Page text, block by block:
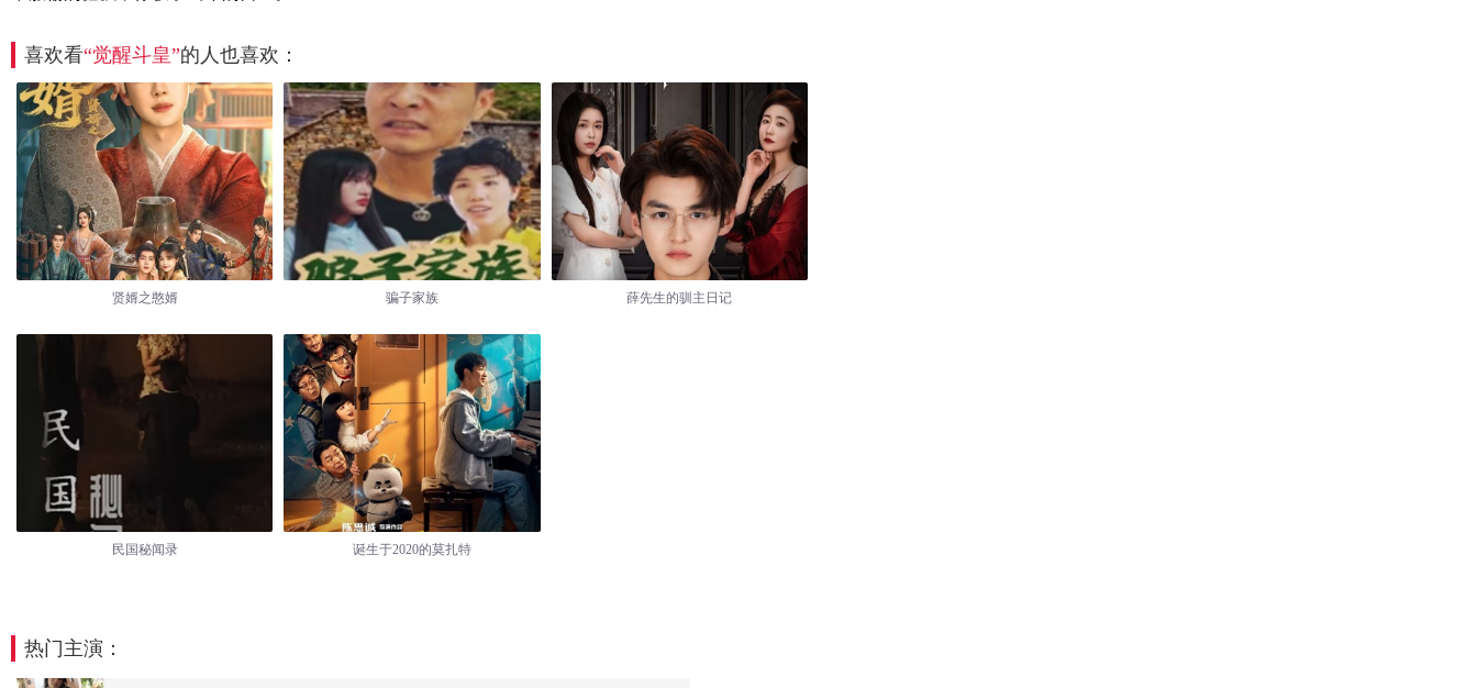
喜欢看“觉醒斗皇”的人也喜欢：
贤婿之憨婿 骗子家族 薛先生的驯主日记
民国秘闻录 诞生于2020的莫扎特
热门主演：